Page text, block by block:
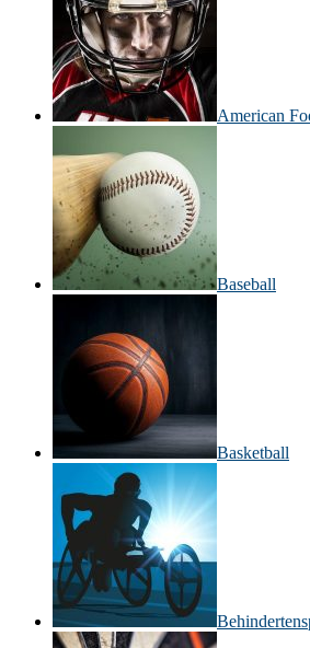
American
Baseball
Basketball